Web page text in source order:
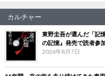
カルチャー
東野圭吾が選んだ「記
の記憶』発売で読者参
2026年8月7日